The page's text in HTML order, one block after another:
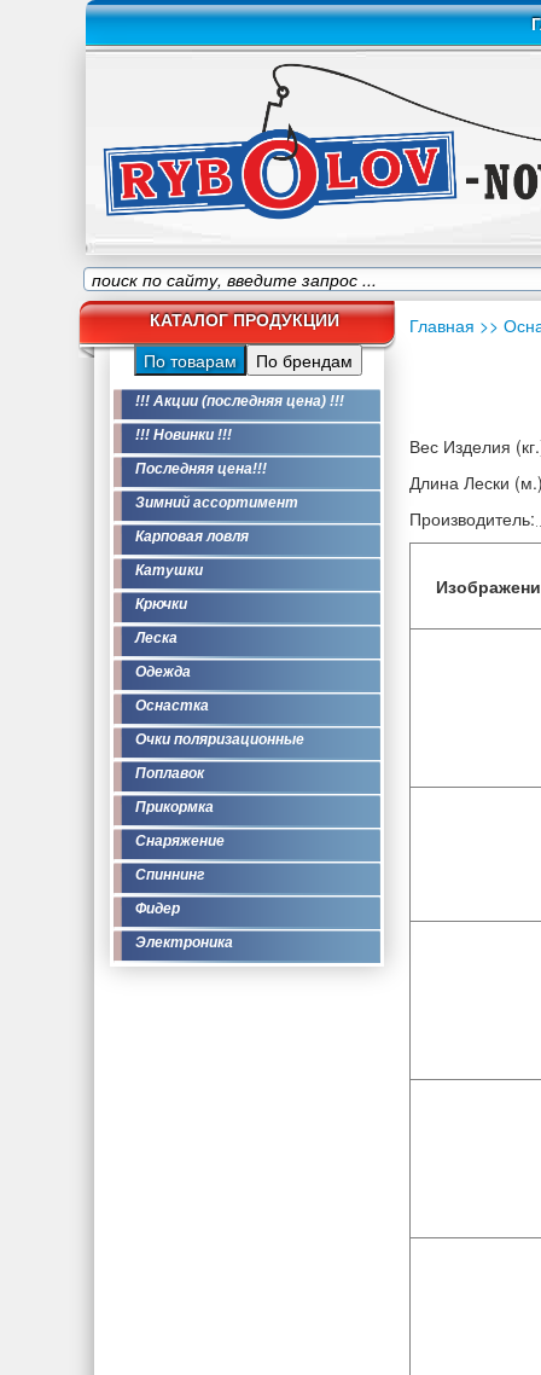
КАТАЛОГ ПРОДУКЦИИ
По товарам По брендам
!!! Акции (последняя цена) !!!
!!! Новинки !!!
Последняя цена!!!
Зимний ассортимент
Карповая ловля
Катушки
Крючки
Леска
Одежда
Оснастка
Очки поляризационные
Поплавок
Прикормка
Снаряжение
Спиннинг
Фидер
Электроника
Главная >>
Вес Изделия
Длина Лески
Производитель: